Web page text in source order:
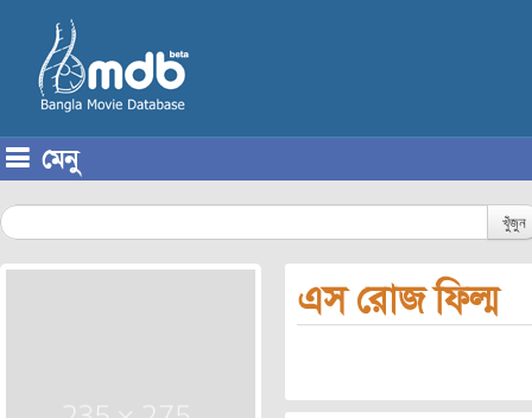
মেনু
খুঁজুন
এস রোজ ফিল্ম